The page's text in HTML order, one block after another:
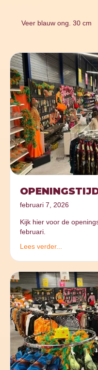
Veer blauw ong. 30 cm
februari 7, 2026
Kijk hier voor de
februari.
Lees verder...